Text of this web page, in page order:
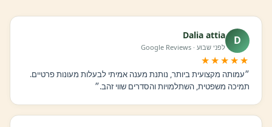
D
Dalia attia
לפני שבוע · Google Reviews
★★★★★
״עמותה מקצועית ביותר, נותנת מענה אמיתי לבעלות מעונות פרטיים.
תמיכה משפטית, השתלמויות והסדרים שווי זהב.״